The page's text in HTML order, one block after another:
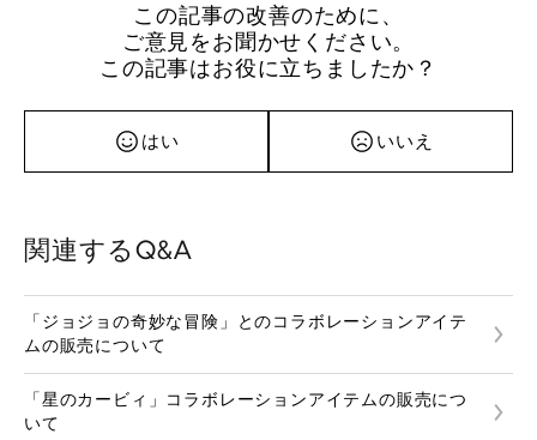
この記事の改善のために、
ご意見をお聞かせください。
この記事はお役に立ちましたか？
はい いいえ
関連するQ&A
「ジョジョの奇妙な冒険」とのコラボレーションアイテ
ムの販売について
「星のカービィ」コラボレーションアイテムの販売につ
いて